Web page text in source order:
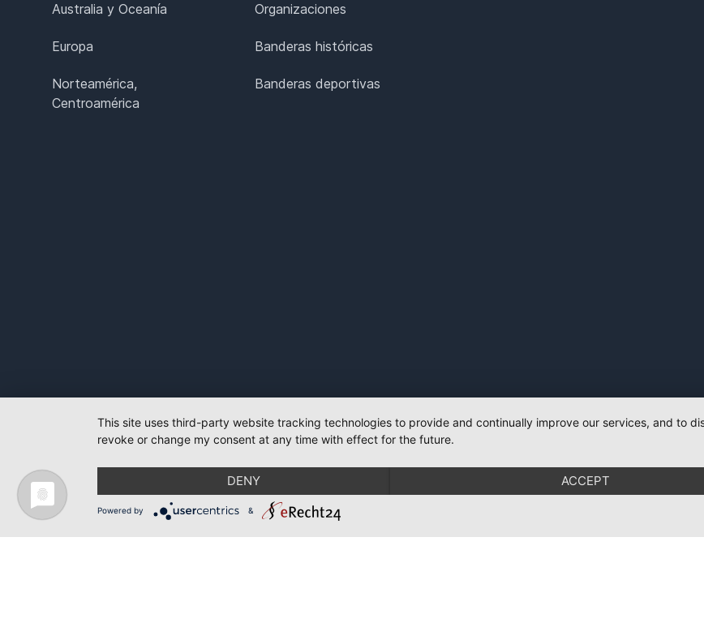
Australia y Oceanía
Europa
Norteamérica,
Centroamérica
Organizaciones
Banderas históricas
Banderas deportivas
This site uses third-party website tracking technologies to provide and continually improve our services, and to
revoke or change my consent at any time with effect for the future.
DENY ACCEPT
Powered by &